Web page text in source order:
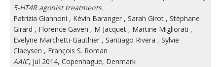
5-HT4R agonist treatments.
Patrizia Giannoni , Kévin Baranger , Sarah Girot , Stéphane
Girard , Florence Gaven , M Jacquet , Martine Migliorati ,
Evelyne Marchetti-Gauthier , Santiago Rivera , Sylvie
Claeysen , François S. Roman
AAIC, Jul 2014, Copenhague, Denmark